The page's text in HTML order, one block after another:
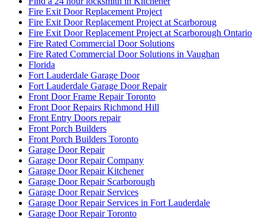
Fire Exit Door Replacement Project
Fire Exit Door Replacement Project at Scarboroug
Fire Exit Door Replacement Project at Scarborough Ontario
Fire Rated Commercial Door Solutions
Fire Rated Commercial Door Solutions in Vaughan
Florida
Fort Lauderdale Garage Door
Fort Lauderdale Garage Door Repair
Front Door Frame Repair Toronto
Front Door Repairs Richmond Hill
Front Entry Doors repair
Front Porch Builders
Front Porch Builders Toronto
Garage Door Repair
Garage Door Repair Company
Garage Door Repair Kitchener
Garage Door Repair Scarborough
Garage Door Repair Services
Garage Door Repair Services in Fort Lauderdale
Garage Door Repair Toronto